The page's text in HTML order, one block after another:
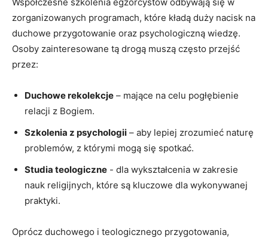
⁤zorganizowanych programach,⁢ które kładą duży nacisk na
duchowe przygotowanie oraz psychologiczną⁣ wiedzę.
Osoby zainteresowane ‍tą drogą⁣ muszą często przejść
przez:
Duchowe rekolekcje – mające⁣ na celu pogłębienie
relacji z Bogiem.
Szkolenia⁣ z psychologii – ⁣aby lepiej zrozumieć naturę
problemów, z którymi mogą się‌ spotkać.
Studia teologiczne -‌ dla⁢ wykształcenia​ w zakresie
nauk religijnych, które są kluczowe ‌dla ⁢wykonywanej‍
praktyki.
Oprócz duchowego⁤ i teologicznego przygotowania,